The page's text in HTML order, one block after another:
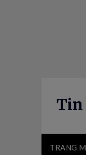
Tin
TRANG